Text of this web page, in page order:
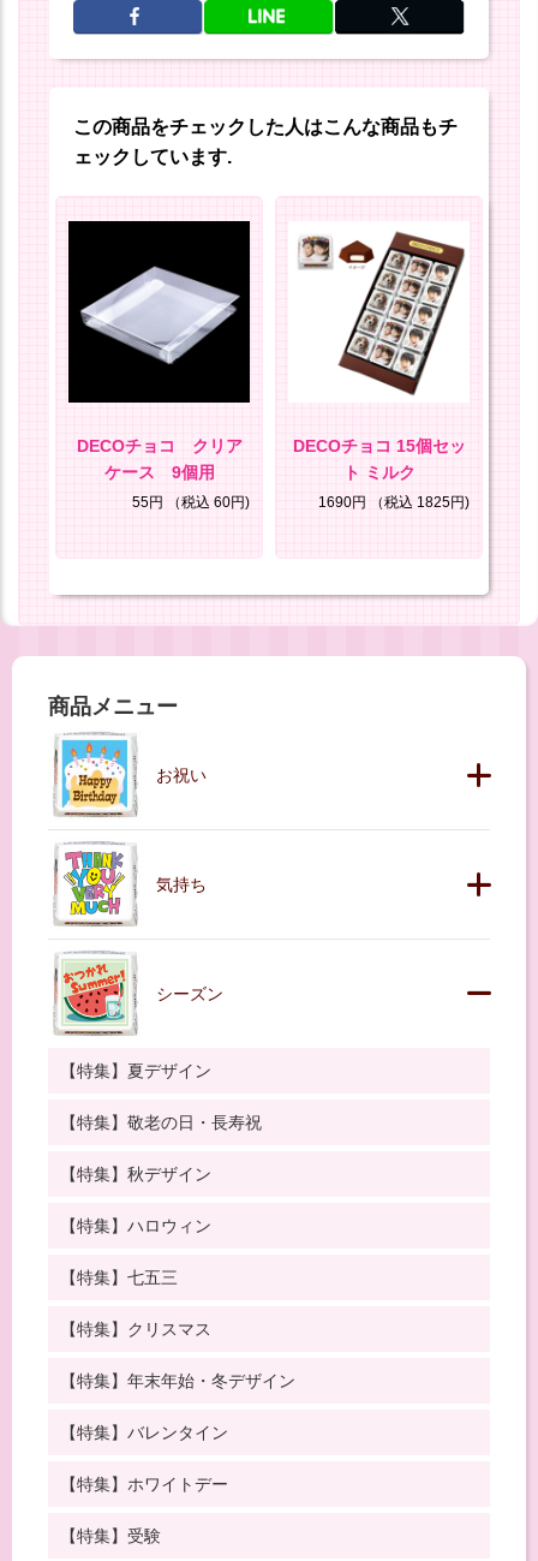
この商品をチェックした人はこんな商品もチ
ェックしています.
DECOチョコ クリア
ケース 9個用
55円 （税込 60円)
DECOチョコ 15個セッ
ト ミルク
1690円 （税込 1825円)
商品メニュー
お祝い
気持ち
シーズン
【特集】夏デザイン
【特集】敬老の日・長寿祝
【特集】秋デザイン
【特集】ハロウィン
【特集】七五三
【特集】クリスマス
【特集】年末年始・冬デザイン
【特集】バレンタイン
【特集】ホワイトデー
【特集】受験